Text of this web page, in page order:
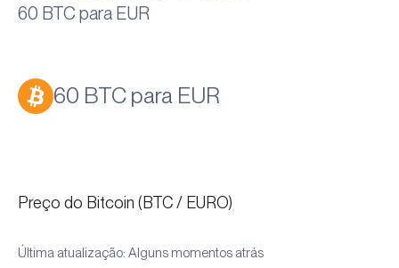
60 BTC para EUR
60 BTC para EUR
Preço do Bitcoin (BTC / EURO)
Última atualização: Alguns momentos atrás